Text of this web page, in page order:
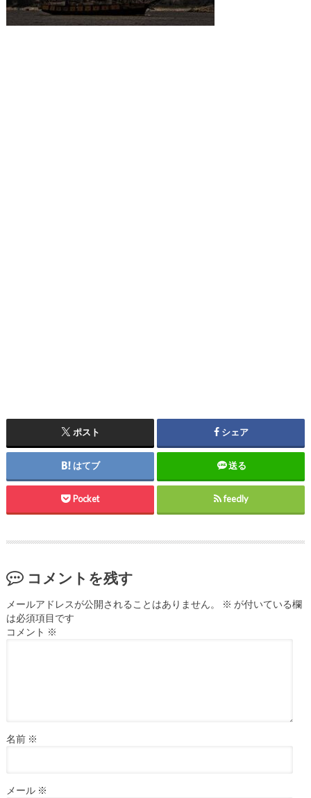
ポスト シェア
はてブ 送る
Pocket feedly
コメントを残す
メールアドレスが公開されることはありません。 ※ が付いている欄
は必須項目です
コメント ※
名前 ※
メール ※